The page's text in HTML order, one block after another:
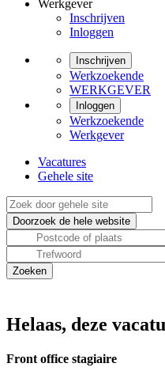
Werkgever
Inschrijven
Inloggen
Inschrijven
Werkzoekende
WERKGEVER
Inloggen
Werkzoekende
Werkgever
Vacatures
Gehele site
Helaas, deze
Front office stagiaire